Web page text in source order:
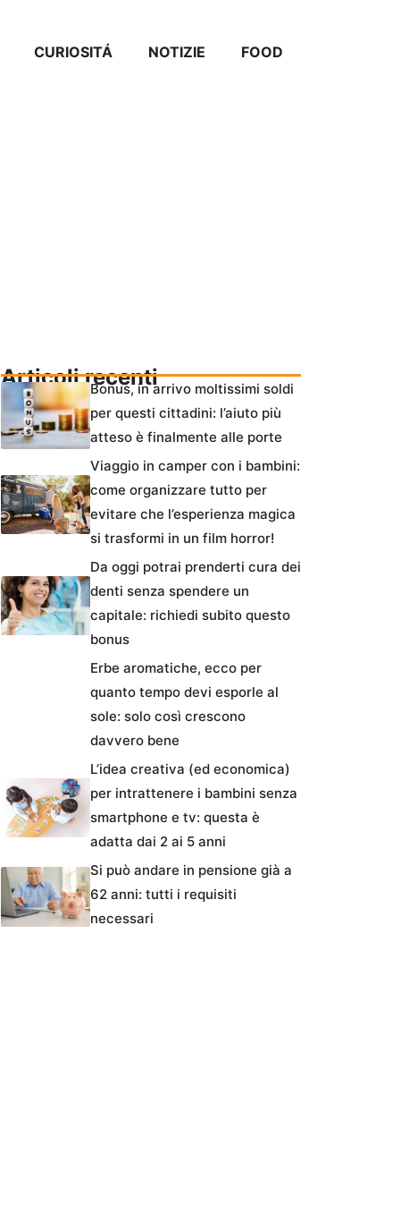
CURIOSITÁ NOTIZIE FOOD
Articoli recentiBonus, in arrivo moltissimi soldi
per questi cittadini: l’aiuto più
atteso è finalmente alle porte
Viaggio in camper con i bambini:
come organizzare tutto per
evitare che l’esperienza magica
si trasformi in un film horror!
Da oggi potrai prenderti cura dei
denti senza spendere un
capitale: richiedi subito questo
bonus
Erbe aromatiche, ecco per
quanto tempo devi esporle al
sole: solo così crescono
davvero bene
L’idea creativa (ed economica)
per intrattenere i bambini senza
smartphone e tv: questa è
adatta dai 2 ai 5 anni
Si può andare in pensione già a
62 anni: tutti i requisiti
necessari